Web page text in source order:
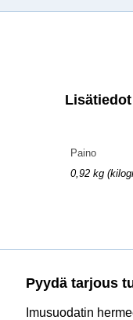
Lisätiedot
Paino
0,92 kg
Pyydä tarjous
Imusuodatin